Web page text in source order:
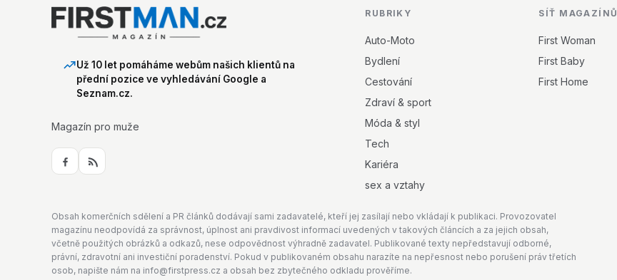
Už 10 let pomáháme webům našich klientů na
přední pozice ve vyhledávání Google a
Seznam.cz.
Magazín pro muže
RUBRIKY
Auto-Moto
Bydlení
Cestování
Zdraví & sport
Móda & styl
Tech
Kariéra
sex a vztahy
SÍŤ MAGAZÍNŮ
First Woman
First Baby
First Home
Obsah komerčních sdělení a PR článků dodávají sami zadavatelé, kteří jej zasílají nebo vkládají k publikaci. Provozovatel
magazínu neodpovídá za správnost, úplnost ani pravdivost informací uvedených v takových článcích a za jejich obsah,
včetně použitých obrázků a odkazů, nese odpovědnost výhradně zadavatel. Publikované texty nepředstavují odborné,
právní, zdravotní ani investiční poradenství. Pokud v publikovaném obsahu narazíte na nepřesnost nebo porušení práv třetích
osob, napište nám na info@firstpress.cz a obsah bez zbytečného odkladu prověříme.